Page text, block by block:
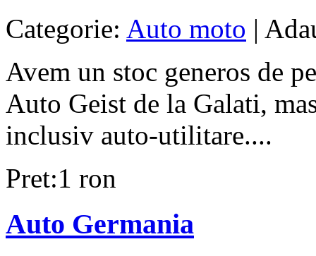
Categorie: Auto moto |
Avem un stoc generos de
Auto Geist de la Galati,
inclusiv auto-utilitare....
Pret:1 ron
Auto Germania